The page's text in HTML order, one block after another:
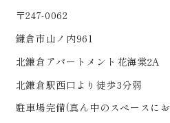
〒247-0062
鎌倉市山ノ内961
北鎌倉アパートメント花海棠2A
北鎌倉駅西口より徒歩3分弱
駐車場完備(真ん中のスペースに